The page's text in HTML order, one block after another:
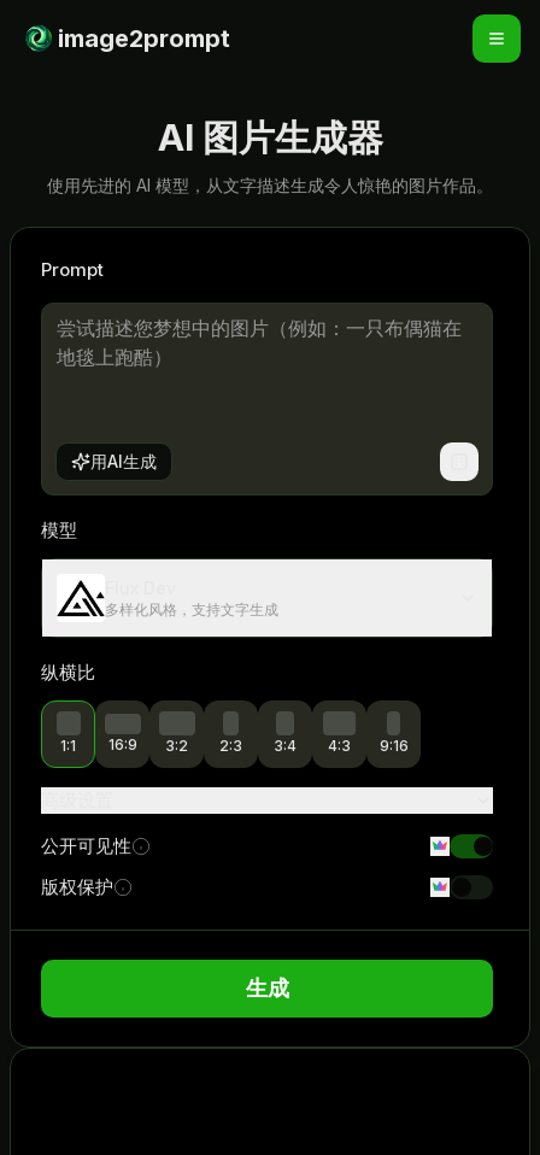
image2prompt
AI 图片生成器
使用先进的 AI 模型，从文字描述生成令人惊艳的图片作品。
Prompt
用AI生成
模型
多样化风格，支持文字生成
纵横比
1:1 16:9 3:2 2:3 3:4 4:3 9:16
公开可见性
版权保护
生成